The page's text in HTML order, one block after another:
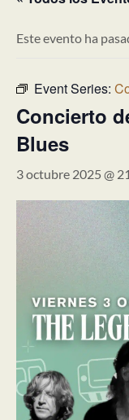
Este evento ha
Event Series:
Concierto
Blues
3 octubre 2025 @